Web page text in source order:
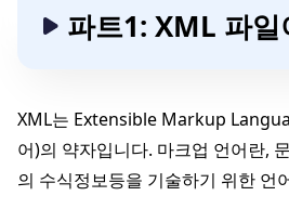
파트1: XML 파일
XML는 Extensible Markup
어)의 약자입니다. 마크업 언어란,
의 수식정보등을 기술하기 위한 언